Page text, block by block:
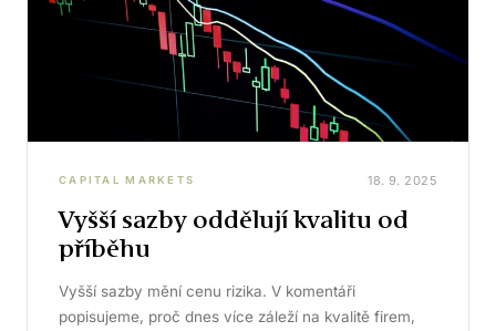
CAPITAL MARKETS 18. 9. 2025
Vyšší sazby oddělují kvalitu od
příběhu
Vyšší sazby mění cenu rizika. V komentáři
popisujeme, proč dnes více záleží na kvalitě firem,